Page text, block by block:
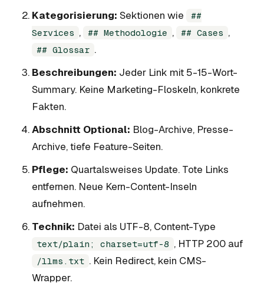
Kategorisierung: Sektionen wie
##
Services , ## Methodologie , ## Cases ,
## Glossar .
Beschreibungen: Jeder Link mit 5-15-Wort-
Summary. Keine Marketing-Floskeln, konkrete
Fakten.
Abschnitt Optional: Blog-Archive, Presse-
Archive, tiefe Feature-Seiten.
Pflege: Quartalsweises Update. Tote Links
entfernen. Neue Kern-Content-Inseln
aufnehmen.
Technik: Datei als UTF-8, Content-Type
text/plain; charset=utf-8 , HTTP 200 auf
/llms.txt . Kein Redirect, kein CMS-
Wrapper.